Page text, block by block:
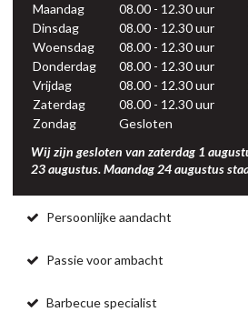
Maandag 08.00 - 12.30 uur
Dinsdag
08.00 - 12.30 uur
Woensdag
08.00 - 12.30 uur
Donderdag
08.00 - 12.30 uur
Vrijdag
08.00 - 12.30 uur
Zaterdag
08.00 - 12.30 uur
Zondag
Gesloten
Wij zijn gesloten van zaterdag 1
23 augustus. Maandag 24 augustus
Persoonlijke aandacht
Passie voor ambacht
Barbecue specialist